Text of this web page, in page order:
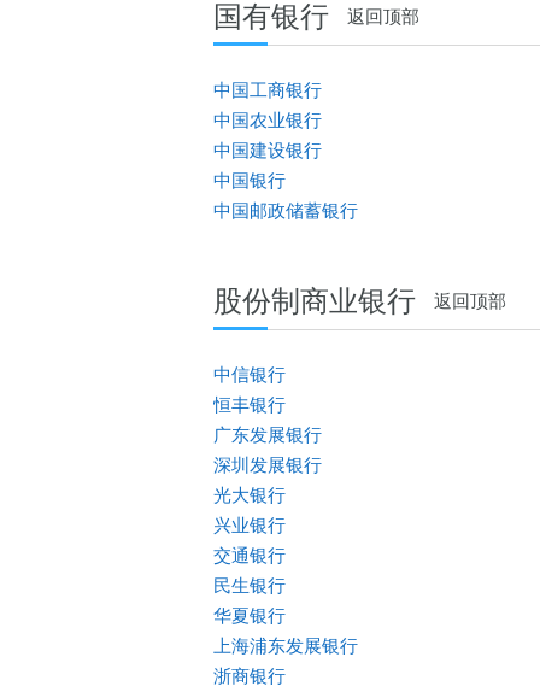
国有银行 返回顶部
中国工商银行
中国农业银行
中国建设银行
中国银行
中国邮政储蓄银行
股份制商业银行 返回顶部
中信银行
恒丰银行
广东发展银行
深圳发展银行
光大银行
兴业银行
交通银行
民生银行
华夏银行
上海浦东发展银行
浙商银行